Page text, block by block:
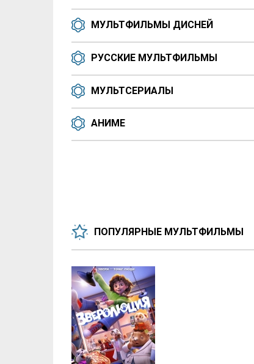
МУЛЬТФИЛЬМЫ ДИСНЕЙ
РУССКИЕ МУЛЬТФИЛЬМЫ
МУЛЬТСЕРИАЛЫ
АНИМЕ
ПОПУЛЯРНЫЕ МУЛЬТФИЛЬМЫ